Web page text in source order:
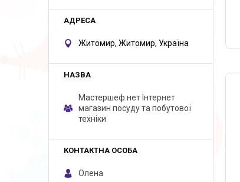
Житомир, Житомир, Україна
Мастершеф.нет Iнтернет
магазин посуду та побутової
техніки
Олена